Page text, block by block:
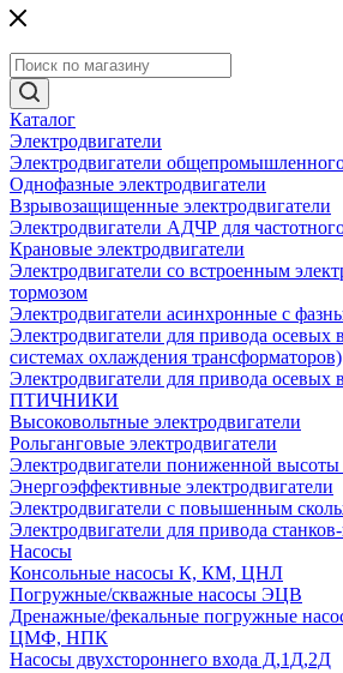
Каталог
Электродвигатели
Электродвигатели
Однофазные электродвигатели
Взрывозащищенные электродвигатели
Электродвигатели АДЧР для
Крановые электродвигатели
Электродвигатели со встроенным
тормозом
Электродвигатели асинхронные с
Электродвигатели для привода осевых
системах охлаждения трансформаторов)
Электродвигатели для привода осевых
ПТИЧНИКИ
Высоковольтные электродвигатели
Рольганговые электродвигатели
Электродвигатели пониженной высоты
Энергоэффективные электродвигатели
Электродвигатели с повышенным
Электродвигатели для привода
Насосы
Консольные насосы К, КМ, ЦНЛ
Погружные/скважные насосы ЭЦВ
Дренажные/фекальные погружные
ЦМФ, НПК
Насосы двухстороннего входа Д,1Д,2Д